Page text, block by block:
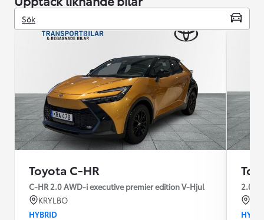
Sök
Toyota C-HR
C-HR 2.0 AWD-i executive premier edition V-Hjul
KRYLBO
HYBRID
2.0